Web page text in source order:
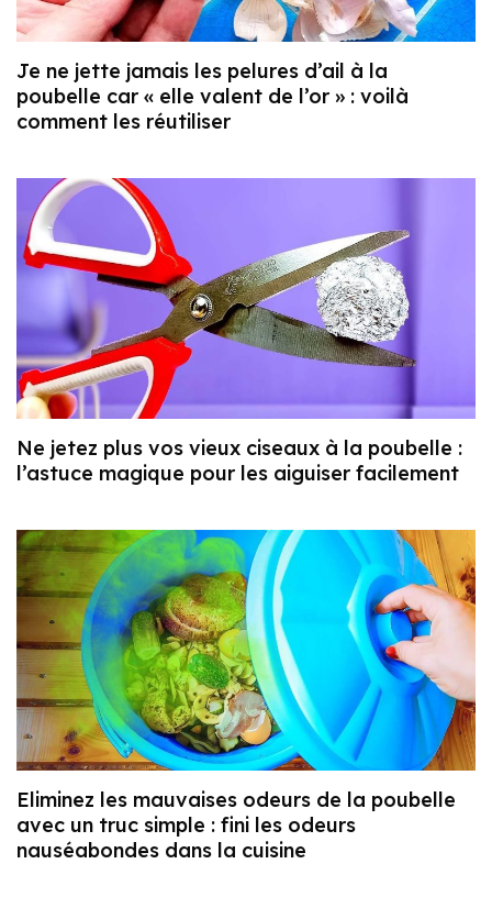
Je ne jette jamais les pelures d’ail à la
poubelle car « elle valent de l’or » : voilà
comment les réutiliser
Ne jetez plus vos vieux ciseaux à la poubelle :
l’astuce magique pour les aiguiser facilement
Eliminez les mauvaises odeurs de la poubelle
avec un truc simple : fini les odeurs
nauséabondes dans la cuisine